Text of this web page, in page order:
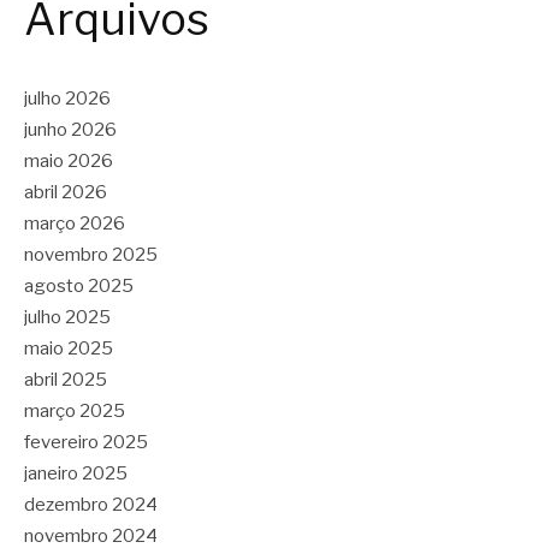
Arquivos
julho 2026
junho 2026
maio 2026
abril 2026
março 2026
novembro 2025
agosto 2025
julho 2025
maio 2025
abril 2025
março 2025
fevereiro 2025
janeiro 2025
dezembro 2024
novembro 2024